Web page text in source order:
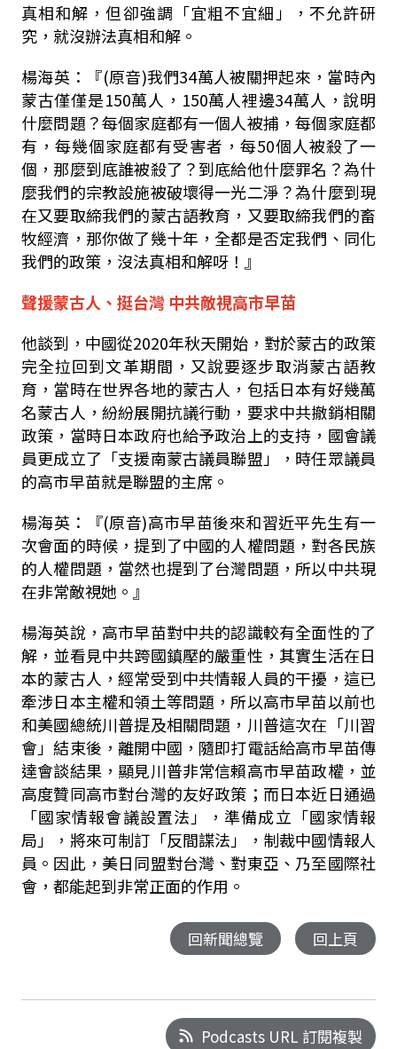
真相和解，但卻強調「宜粗不宜細」，不允許研
究，就沒辦法真相和解。
楊海英：『(原音)我們34萬人被關押起來，當時內
蒙古僅僅是150萬人，150萬人裡邊34萬人，說明
什麼問題？每個家庭都有一個人被捕，每個家庭都
有，每幾個家庭都有受害者，每50個人被殺了一
個，那麼到底誰被殺了？到底給他什麼罪名？為什
麼我們的宗教設施被破壞得一光二淨？為什麼到現
在又要取締我們的蒙古語教育，又要取締我們的畜
牧經濟，那你做了幾十年，全都是否定我們、同化
我們的政策，沒法真相和解呀！』
聲援蒙古人、挺台灣 中共敵視高市早苗
他談到，中國從2020年秋天開始，對於蒙古的政策
完全拉回到文革期間，又說要逐步取消蒙古語教
育，當時在世界各地的蒙古人，包括日本有好幾萬
名蒙古人，紛紛展開抗議行動，要求中共撤銷相關
政策，當時日本政府也給予政治上的支持，國會議
員更成立了「支援南蒙古議員聯盟」，時任眾議員
的高市早苗就是聯盟的主席。
楊海英：『(原音)高市早苗後來和習近平先生有一
次會面的時候，提到了中國的人權問題，對各民族
的人權問題，當然也提到了台灣問題，所以中共現
在非常敵視她。』
楊海英說，高市早苗對中共的認識較有全面性的了
解，並看見中共跨國鎮壓的嚴重性，其實生活在日
本的蒙古人，經常受到中共情報人員的干擾，這已
牽涉日本主權和領土等問題，所以高市早苗以前也
和美國總統川普提及相關問題，川普這次在「川習
會」結束後，離開中國，隨即打電話給高市早苗傳
達會談結果，顯見川普非常信賴高市早苗政權，並
高度贊同高市對台灣的友好政策；而日本近日通過
「國家情報會議設置法」，準備成立「國家情報
局」，將來可制訂「反間諜法」，制裁中國情報人
員。因此，美日同盟對台灣、對東亞、乃至國際社
會，都能起到非常正面的作用。
回新聞總覽 回上頁
Podcasts URL 訂閱複製